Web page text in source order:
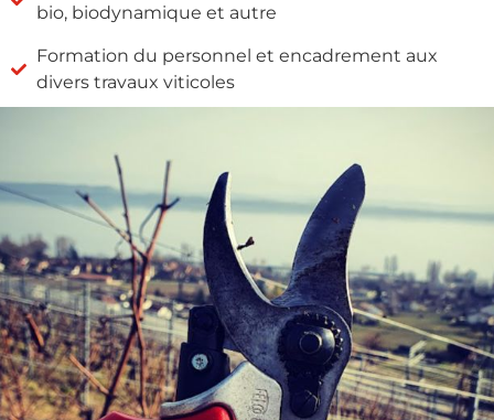
bio, biodynamique et autre
Formation du personnel et encadrement aux
divers travaux viticoles